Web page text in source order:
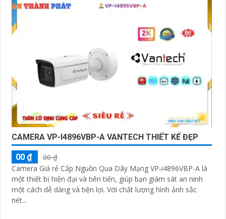
CAMERA VP-I4896VBP-A VANTECH THIẾT KẾ ĐẸP
00 ₫
00 ₫
Camera Giá rẻ Cấp Nguồn Qua Dây Mạng VP-i4896VBP-A là
một thiết bị hiện đại và tiên tiến, giúp bạn giám sát an ninh
một cách dễ dàng và tiện lợi. Với chất lượng hình ảnh sắc
nét...